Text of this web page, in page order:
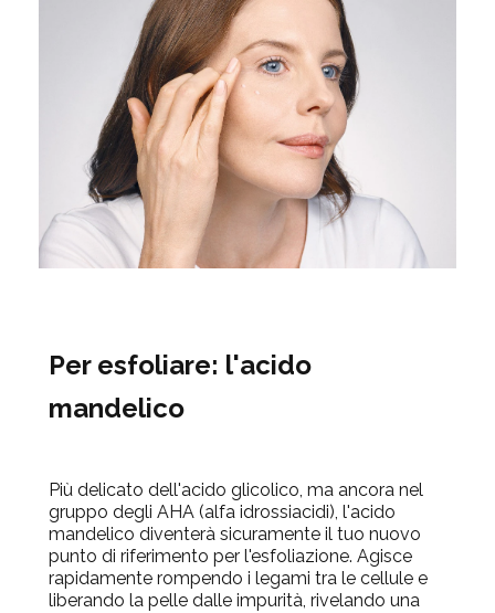
Per esfoliare: l'acido
mandelico
Più delicato dell'acido glicolico, ma ancora nel
gruppo degli AHA (alfa idrossiacidi), l'acido
mandelico diventerà sicuramente il tuo nuovo
punto di riferimento per l'esfoliazione. Agisce
rapidamente rompendo i legami tra le cellule e
liberando la pelle dalle impurità, rivelando una